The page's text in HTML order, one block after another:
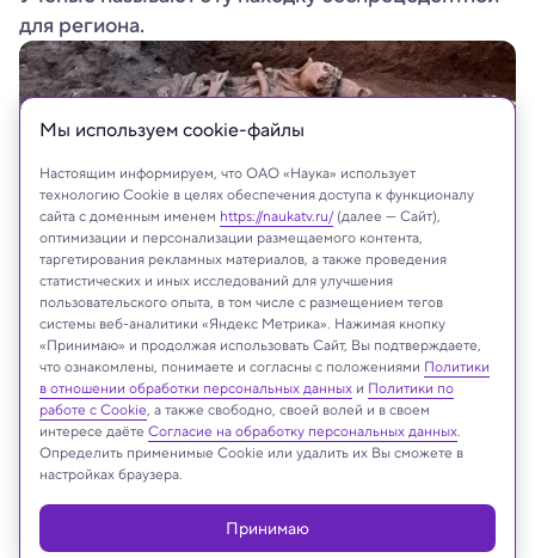
для региона.
INAH
Реклама
Мы используем сookie-файлы
Принимаю
Настоящим информируем, что ОАО «Наука» использует
технологию Cookie в целях обеспечения доступа к функционалу
сайта с доменным именем https://naukatv.ru/(далее — Сайт),
оптимизации и персонализации размещаемого контента,
таргетирования рекламных материалов, а также проведения
статистических и иных исследований для улучшения
пользовательского опыта, в том числе с размещением тегов
системы веб-аналитики «Яндекс Метрика». Нажимая кнопку
«Принимаю» и продолжая использовать Сайт, Вы подтверждаете,
что ознакомлены, понимаете и согласны с положениями Политики
в отношении обработки персональных данных и Политики по
работе с Cookie, а также свободно, своей волей и в своем
интересе даёте Согласие на обработку персональных данных.
Определить применимые Cookie или удалить их Вы сможете в
настройках браузера.